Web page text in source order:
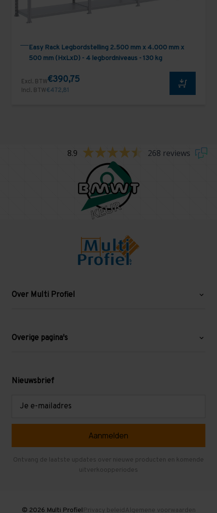
Easy Rack Legbordstelling 2.500 mm x 4.000 mm x
500 mm (HxLxD) - 4 legbordniveaus - 130 kg
Excl. BTW€390,75
Incl. BTW€472,81
8.9 268 reviews
Over Multi Profiel
Blog
Levering en afhalen
Overige pagina's
Mezzanine
Verdiepingsvloeren
Gebruikte entresolvloeren
Nieuwsbrief
Ontvang de laatste updates over nieuwe producten en komende
uitverkoopperiodes
© 2026 Multi ProfielPrivacy beleidAlgemene voorwaarden